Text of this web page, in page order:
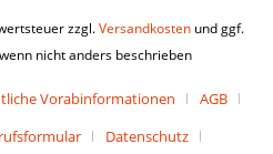
zzgl.Versandkosten und ggf.
nicht anders beschrieben
Vorabinformationen
AGB
Datenschutz